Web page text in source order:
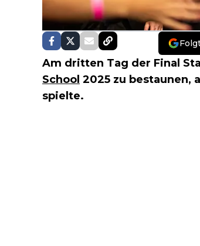
Am dritten Tag der Final
School 2025 zu bestaunen,
spielte.